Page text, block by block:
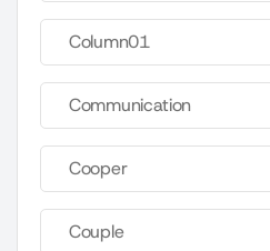
Column01
Communication
Cooper
Couple